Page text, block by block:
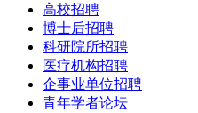
高校招聘
博士后招聘
科研院所招聘
医疗机构招聘
企事业单位招聘
青年学者论坛